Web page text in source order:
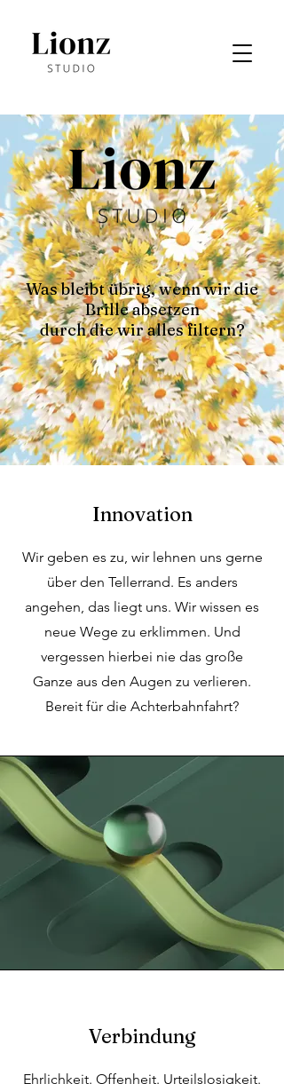
Was bleibt übrig, wenn wir die
Brille absetzen
durch die wir alles filtern?
Innovation
Wir geben es zu, wir lehnen uns gerne
über den Tellerrand. Es anders
angehen, das liegt uns. Wir wissen es
neue Wege zu erklimmen. Und
vergessen hierbei nie das große
Ganze aus den Augen zu verlieren.
Bereit für die Achterbahnfahrt?
Verbindung
Ehrlichkeit. Offenheit. Urteilslosigkeit.